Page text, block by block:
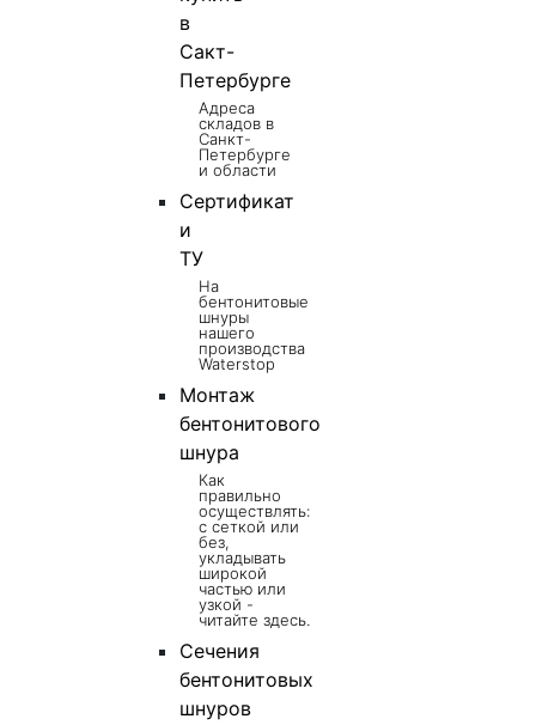
в
Сакт-
Петербурге
Адреса
складов в
Санкт-
Петербурге
и области
Сертификат
и
ТУ
На
бентонитовые
шнуры
нашего
производства
Waterstop
Монтаж
бентонитового
шнура
Как
правильно
осуществлять:
с сеткой или
без,
укладывать
широкой
частью или
узкой -
читайте здесь.
Сечения
бентонитовых
шнуров